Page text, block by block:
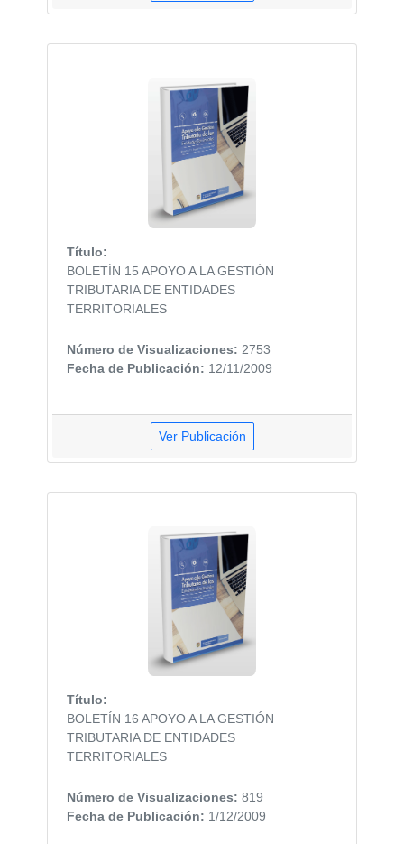
Título:
BOLETÍN 15 APOYO A LA GESTIÓN
TRIBUTARIA DE ENTIDADES
TERRITORIALES
Número de Visualizaciones: 2753
Fecha de Publicación: 12/11/2009
Ver Publicación
Título:
BOLETÍN 16 APOYO A LA GESTIÓN
TRIBUTARIA DE ENTIDADES
TERRITORIALES
Número de Visualizaciones: 819
Fecha de Publicación: 1/12/2009